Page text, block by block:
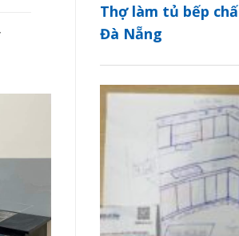
Thợ làm tủ bếp
Đà Nẵng